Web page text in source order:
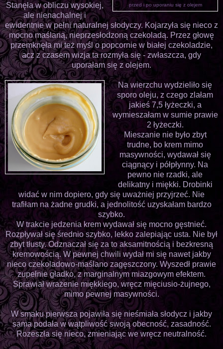
przed i po uporaniu się z olejem
Stanęła w obliczu wysokiej,
ale nienachalnej i
ewidentnie w pełni naturalnej słodyczy. Kojarzyła się nieco z
mocno maślaną, nieprzesłodzoną czekoladą. Przez głowę
przemknęła mi też myśl o popcornie w białej czekoladzie,
acz z czasem wizja ta rozmyła się - zwłaszcza, gdy
uporałam się z olejem.
Na wierzchu wydzieliło się
sporo oleju, z czego zlałam
jakieś 7,5 łyżeczki, a
wymieszałam w sumie prawie
2 łyżeczki.
Mieszanie nie było zbyt
trudne, bo krem mimo
masywności, wydawał się
ciągnący i półpłynny. Na
pewno nie rzadki, ale
delikatny i miękki. Drobinki
widać w nim dopiero, gdy się uważniej przyjrzeć. Nie
trafiłam na żadne grudki, a jednolitość uzyskałam bardzo
szybko.
W trakcie jedzenia krem wydawał się mocno gęstnieć.
Rozpływał się średnio szybko, lekko zalepiając usta. Nie był
zbyt tłusty. Odznaczał się za to aksamitnością i bezkresną
kremowością. W pewnej chwili wydał mi się nawet jakby
nieco czekoladowo-maślano zagęszczony. Wyszedł prawie
zupełnie gładko, z marginalnym miazgowym efektem.
Sprawiał wrażenie miękkiego, wręcz mięciusio-żujnego,
mimo pewnej masywności.
W smaku pierwsza pojawiła się nieśmiała słodycz i jakby
sama podała w wątpliwość swoją obecność, zasadność.
Rozeszła się nieco, zmieniając we wręcz neutralność.